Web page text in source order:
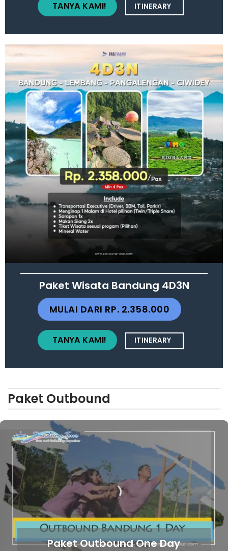
TANYA KAMI! ITINERARY
Paket Wisata Bandung 4D3N
MULAI DARI RP. 2.358.000
TANYA KAMI! ITINERARY
Paket Outbound
Paket Outbound One Day